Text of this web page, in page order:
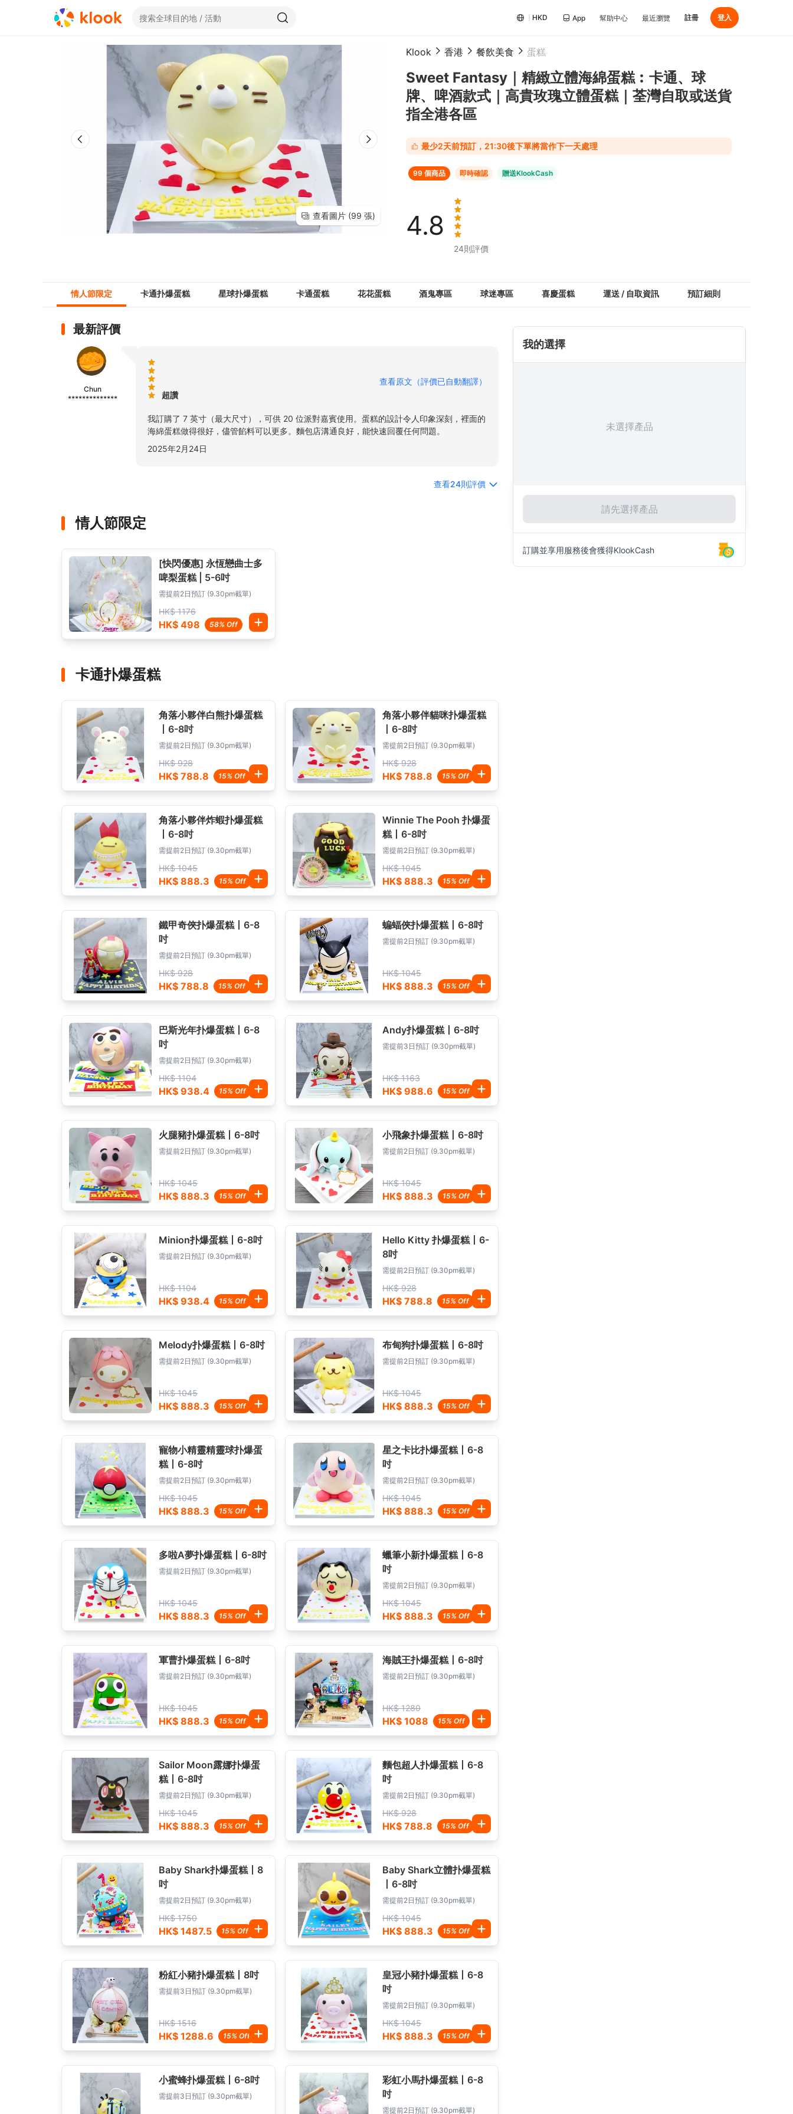
HKD App 幫助中心 最近瀏覽 註冊 登入
查看圖片 (99 張)
Klook 香港 餐飲美食 蛋糕
Sweet Fantasy｜精緻立體海綿蛋糕︰卡通、球
牌、啤酒款式｜高貴玫瑰立體蛋糕｜荃灣自取或送貨
指全港各區
最少2天前預訂，21:30後下單將當作下一天處理
99 個商品 即時確認 贈送KlookCash
4.8
24則評價
情人節限定 卡通扑爆蛋糕 星球扑爆蛋糕 卡通蛋糕 花花蛋糕 酒鬼專區 球迷專區 喜慶蛋糕 運送 / 自取資訊 預訂細則
最新評價
Chun
**************
超讚
查看原文（評價已自動翻譯）
我訂購了 7 英寸（最大尺寸），可供 20 位派對嘉賓使用。蛋糕的設計令人印象深刻，裡面的
海綿蛋糕做得很好，儘管餡料可以更多。麵包店溝通良好，能快速回覆任何問題。
2025年2月24日
查看24則評價
情人節限定
[快閃優惠] 永恆戀曲士多
啤梨蛋糕 | 5-6吋
需提前2日預訂 (9.30pm截單)
HK$ 1176
HK$ 498 58% Off
卡通扑爆蛋糕
角落小夥伴白熊扑爆蛋糕
丨6-8吋
需提前2日預訂 (9.30pm截單)
HK$ 928
HK$ 788.8 15% Off
角落小夥伴貓咪扑爆蛋糕
丨6-8吋
需提前2日預訂 (9.30pm截單)
HK$ 928
HK$ 788.8 15% Off
角落小夥伴炸蝦扑爆蛋糕
丨6-8吋
需提前2日預訂 (9.30pm截單)
HK$ 1045
HK$ 888.3 15% Off
Winnie The Pooh 扑爆蛋
糕丨6-8吋
需提前2日預訂 (9.30pm截單)
HK$ 1045
HK$ 888.3 15% Off
鐵甲奇俠扑爆蛋糕丨6-8
吋
需提前2日預訂 (9.30pm截單)
HK$ 928
HK$ 788.8 15% Off
蝙蝠俠扑爆蛋糕丨6-8吋
需提前2日預訂 (9.30pm截單)
HK$ 1045
HK$ 888.3 15% Off
巴斯光年扑爆蛋糕丨6-8
吋
需提前2日預訂 (9.30pm截單)
HK$ 1104
HK$ 938.4 15% Off
Andy扑爆蛋糕丨6-8吋
需提前3日預訂 (9.30pm截單)
HK$ 1163
HK$ 988.6 15% Off
火腿豬扑爆蛋糕丨6-8吋
需提前2日預訂 (9.30pm截單)
HK$ 1045
HK$ 888.3 15% Off
小飛象扑爆蛋糕丨6-8吋
需提前2日預訂 (9.30pm截單)
HK$ 1045
HK$ 888.3 15% Off
Minion扑爆蛋糕丨6-8吋
需提前2日預訂 (9.30pm截單)
HK$ 1104
HK$ 938.4 15% Off
Hello Kitty 扑爆蛋糕丨6-
8吋
需提前2日預訂 (9.30pm截單)
HK$ 928
HK$ 788.8 15% Off
Melody扑爆蛋糕丨6-8吋
需提前2日預訂 (9.30pm截單)
HK$ 1045
HK$ 888.3 15% Off
布甸狗扑爆蛋糕丨6-8吋
需提前2日預訂 (9.30pm截單)
HK$ 1045
HK$ 888.3 15% Off
寵物小精靈精靈球扑爆蛋
糕丨6-8吋
需提前2日預訂 (9.30pm截單)
HK$ 1045
HK$ 888.3 15% Off
星之卡比扑爆蛋糕丨6-8
吋
需提前2日預訂 (9.30pm截單)
HK$ 1045
HK$ 888.3 15% Off
多啦A夢扑爆蛋糕丨6-8吋
需提前2日預訂 (9.30pm截單)
HK$ 1045
HK$ 888.3 15% Off
蠟筆小新扑爆蛋糕丨6-8
吋
需提前2日預訂 (9.30pm截單)
HK$ 1045
HK$ 888.3 15% Off
軍曹扑爆蛋糕丨6-8吋
需提前2日預訂 (9.30pm截單)
HK$ 1045
HK$ 888.3 15% Off
海賊王扑爆蛋糕丨6-8吋
需提前2日預訂 (9.30pm截單)
HK$ 1280
HK$ 1088 15% Off
Sailor Moon露娜扑爆蛋
糕丨6-8吋
需提前2日預訂 (9.30pm截單)
HK$ 1045
HK$ 888.3 15% Off
麵包超人扑爆蛋糕丨6-8
吋
需提前2日預訂 (9.30pm截單)
HK$ 928
HK$ 788.8 15% Off
Baby Shark扑爆蛋糕丨8
吋
需提前2日預訂 (9.30pm截單)
HK$ 1750
HK$ 1487.5 15% Off
Baby Shark立體扑爆蛋糕
丨6-8吋
需提前2日預訂 (9.30pm截單)
HK$ 1045
HK$ 888.3 15% Off
粉紅小豬扑爆蛋糕丨8吋
需提前3日預訂 (9.30pm截單)
HK$ 1516
HK$ 1288.6 15% Off
皇冠小豬扑爆蛋糕丨6-8
吋
需提前2日預訂 (9.30pm截單)
HK$ 1045
HK$ 888.3 15% Off
小蜜蜂扑爆蛋糕丨6-8吋
需提前3日預訂 (9.30pm截單)
彩虹小馬扑爆蛋糕丨6-8
吋
需提前2日預訂 (9.30pm截單)
我的選擇
未選擇產品
請先選擇產品
訂購並享用服務後會獲得KlookCash